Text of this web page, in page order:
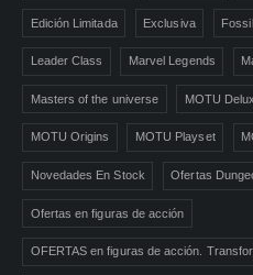
Edición Limitada Exclusiva
Leader Class Marvel Legends
Masters of the universe MOTU
MOTU Origins MOTU Playset
Novedades En Stock Ofertas
Ofertas en figuras de acción
OFERTAS en figuras de acción.